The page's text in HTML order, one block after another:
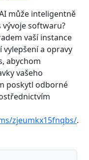
může inteligentně
softwaru?
vaší instance
vylepšení a opravy
abychom
vašeho
poskytl odborné
zjeumkx15fnqbs/.